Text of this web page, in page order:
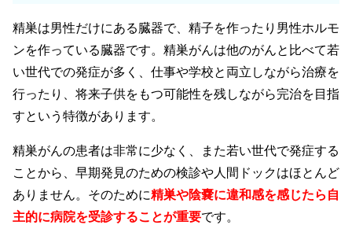
精巣は男性だけにある臓器で、精子を作ったり男性ホルモ
ンを作っている臓器です。精巣がんは他のがんと比べて若
い世代での発症が多く、仕事や学校と両立しながら治療を
行ったり、将来子供をもつ可能性を残しながら完治を目指
すという特徴があります。
精巣がんの患者は非常に少なく、また若い世代で発症する
ことから、早期発見のための検診や人間ドックはほとんど
ありません。そのために精巣や陰嚢に違和感を感じたら自
主的に病院を受診することが重要です。